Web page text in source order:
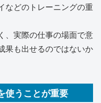
などのトレーニングの重
、実際の仕事の場面で意
果も出せるのではないか
使うことが重要